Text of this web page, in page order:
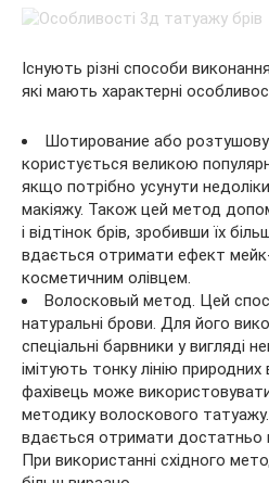
Існують різні способи
які мають характерні
Шотирование або
користується великою
якщо потрібно усунути
макіяжу. Також цей метод
і відтінок брів, зробивши їх
вдається отримати ефект
косметичним олівцем.
Волосковый метод. Цей
натуральні брови. Для його
спеціальні барвники у вигляді
імітують тонку лінію
фахівець може
методику волоскового
вдається отримати достатньо
При використанні східного